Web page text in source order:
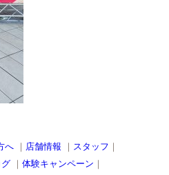
へ｜ 店舗情報 ｜ スタッフ ｜
｜ 体験キャンペーン ｜